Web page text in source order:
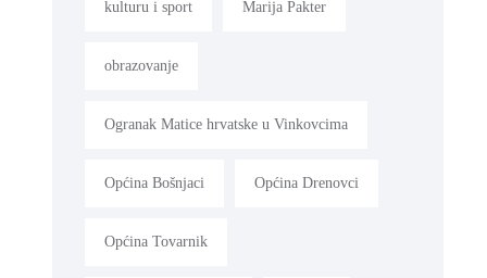
kulturu i sport Marija Pakter
obrazovanje
Ogranak Matice hrvatske u Vinkovcima
Općina Bošnjaci Općina Drenovci
Općina Tovarnik